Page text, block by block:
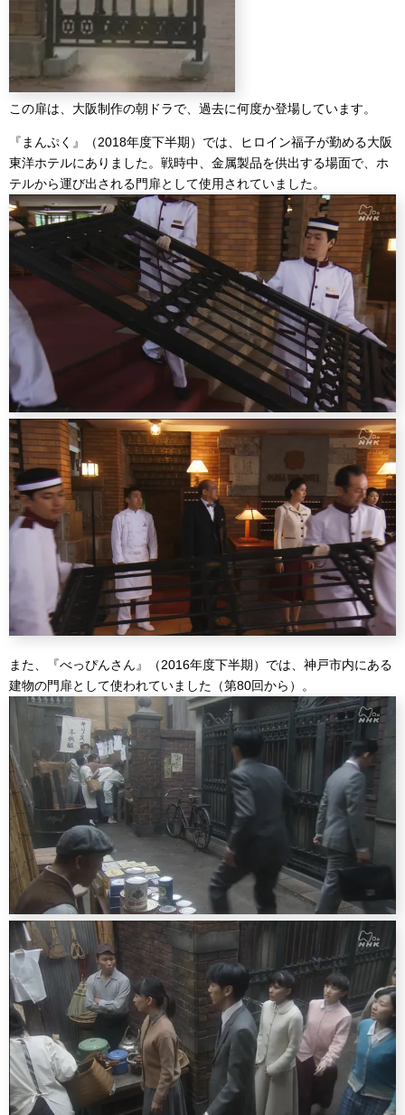
この扉は、大阪制作の朝ドラで、過去に何度か登場しています。
『まんぷく』（2018年度下半期）では、ヒロイン福子が勤める大阪
東洋ホテルにありました。戦時中、金属製品を供出する場面で、ホ
テルから運び出される門扉として使用されていました。
また、『べっぴんさん』（2016年度下半期）では、神戸市内にある
建物の門扉として使われていました（第80回から）。